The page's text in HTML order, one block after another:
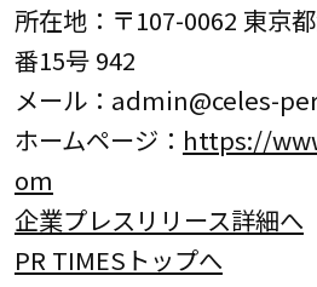
所在地：〒107-0062 東京
番15号 942
メール：admin@celes-
ホームページ： https://
om
企業プレスリリース詳細へ
PR TIMESトップへ